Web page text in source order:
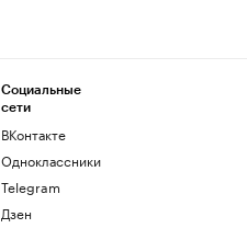
Социальные
сети
ВКонтакте
Одноклассники
Telegram
Дзен